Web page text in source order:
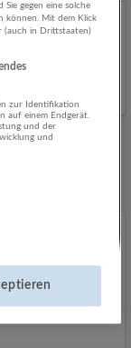
gegen eine solche
können. Mit dem Klick
(auch in Drittstaaten)
zur Identifikation
auf einem Endgerät.
und der
und